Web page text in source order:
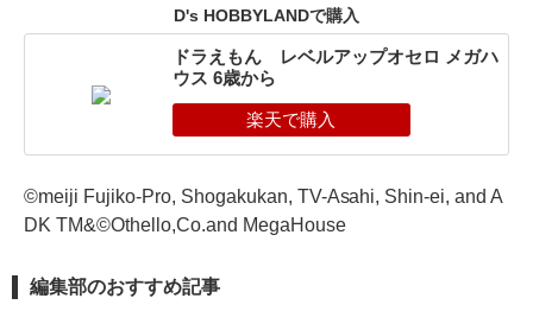
D's HOBBYLANDで購入
ドラえもん レベルアップオセロ メガハ
ウス 6歳から
©meiji Fujiko-Pro, Shogakukan, TV-Asahi, Shin-ei, and A
DK TM&©Othello,Co.and MegaHouse
編集部のおすすめ記事